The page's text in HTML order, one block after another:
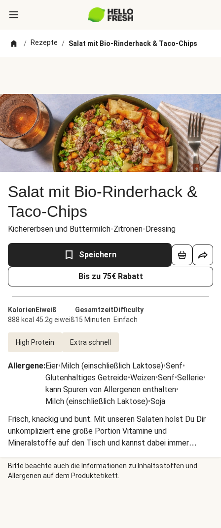
/ Rezepte / Salat mit Bio-Rinderhack & Taco-Chips
Salat mit Bio-Rinderhack &
Taco-Chips
Kichererbsen und Buttermilch-Zitronen-Dressing
Speichern
Bis zu 75€ Rabatt
Kalorien
888 kcal
Eiweiß
45.2g eiweiß
Gesamtzeit
15 Minuten
Difficulty
Einfach
High Protein Extra schnell
Allergene:Eier•Milch (einschließlich Laktose)•Senf•
Glutenhaltiges Getreide•Weizen•Senf•Sellerie•
kann Spuren von Allergenen enthalten•
Milch (einschließlich Laktose)•Soja
Frisch, knackig und bunt. Mit unseren Salaten holst Du Dir
unkompliziert eine große Portion Vitamine und
Mineralstoffe auf den Tisch und kannst dabei immer
wieder neu variieren und kombinieren. Obendrein ist Gemüse
ein toller Ballaststoff-Lieferant. Also Teller füllen und
genießen!
Bitte beachte auch die Informationen zu Inhaltsstoffen und
Allergenen auf dem Produktetikett.